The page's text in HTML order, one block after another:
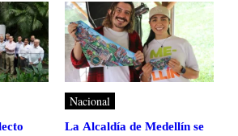
Nacional
La Alcaldía de Medellín se